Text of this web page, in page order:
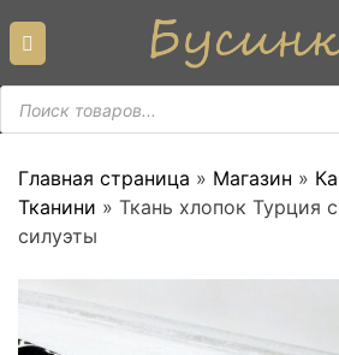
content
Пошук
товарів
Главная страница » Магазин »
Тканини » Ткань хлопок Турция
силуэты